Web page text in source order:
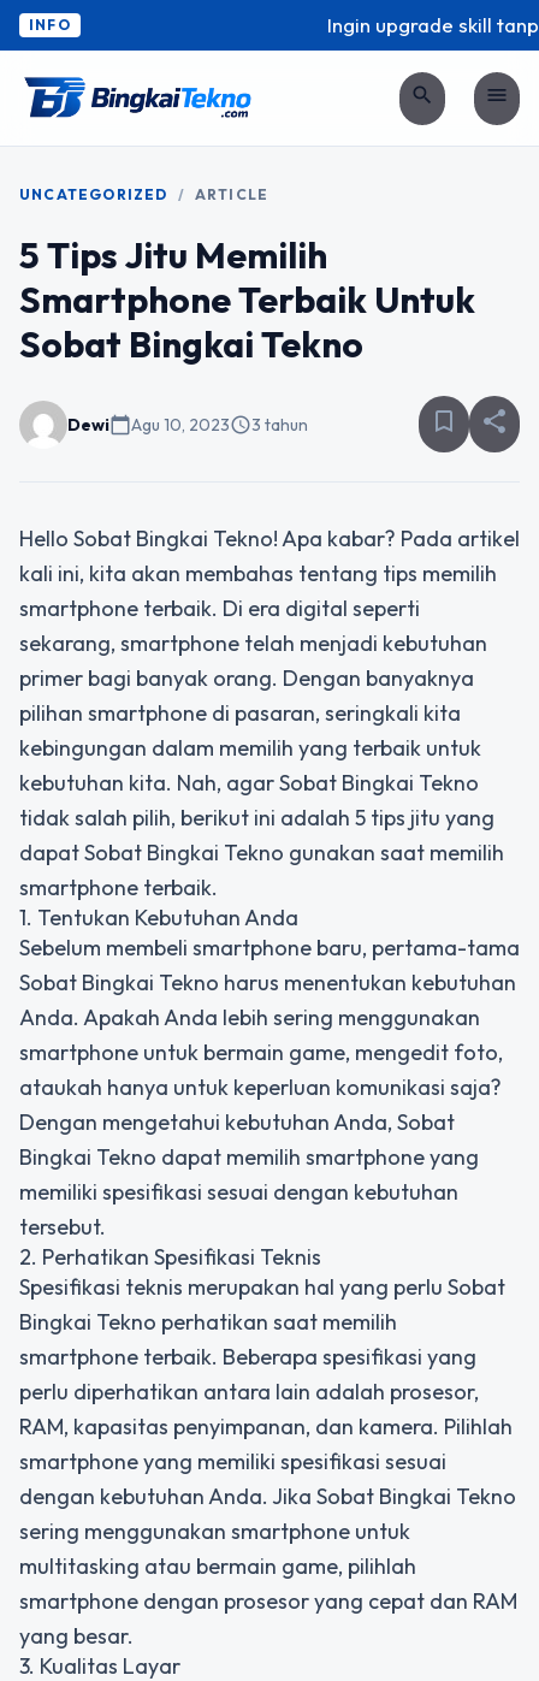
INFO Ingin upgrade skill
search menu
UNCATEGORIZED / ARTICLE
5 Tips Jitu Memilih
Smartphone Terbaik Untuk
Sobat Bingkai Tekno
Dewicalendar_todayAgu 10, 2023schedule3 tahun bookmark_border share
Hello Sobat Bingkai Tekno! Apa kabar? Pada artikel
kali ini, kita akan membahas tentang tips memilih
smartphone terbaik. Di era digital seperti
sekarang, smartphone telah menjadi kebutuhan
primer bagi banyak orang. Dengan banyaknya
pilihan smartphone di pasaran, seringkali kita
kebingungan dalam memilih yang terbaik untuk
kebutuhan kita. Nah, agar Sobat Bingkai Tekno
tidak salah pilih, berikut ini adalah 5 tips jitu yang
dapat Sobat Bingkai Tekno gunakan saat memilih
smartphone terbaik.
1. Tentukan Kebutuhan Anda
Sebelum membeli smartphone baru, pertama-tama
Sobat Bingkai Tekno harus menentukan kebutuhan
Anda. Apakah Anda lebih sering menggunakan
smartphone untuk bermain game, mengedit foto,
ataukah hanya untuk keperluan komunikasi saja?
Dengan mengetahui kebutuhan Anda, Sobat
Bingkai Tekno dapat memilih smartphone yang
memiliki spesifikasi sesuai dengan kebutuhan
tersebut.
2. Perhatikan Spesifikasi Teknis
Spesifikasi teknis merupakan hal yang perlu Sobat
Bingkai Tekno perhatikan saat memilih
smartphone terbaik. Beberapa spesifikasi yang
perlu diperhatikan antara lain adalah prosesor,
RAM, kapasitas penyimpanan, dan kamera. Pilihlah
smartphone yang memiliki spesifikasi sesuai
dengan kebutuhan Anda. Jika Sobat Bingkai Tekno
sering menggunakan smartphone untuk
multitasking atau bermain game, pilihlah
smartphone dengan prosesor yang cepat dan RAM
yang besar.
3. Kualitas Layar